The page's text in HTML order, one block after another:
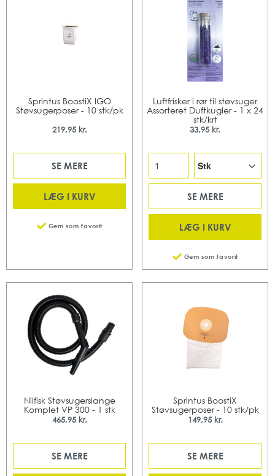
Sprintus BoostiX IGO
Støvsugerposer - 10 stk/pk
219,95 kr.
SE MERE
LÆG I KURV
Gem som favorit
Luftfrisker i rør til støvsuger
Assorteret Duftkugler - 1 x 24
stk/krt
33,95 kr.
SE MERE
LÆG I KURV
Gem som favorit
Nilfisk Støvsugerslange
Komplet VP 300 - 1 stk
465,95 kr.
SE MERE
Sprintus BoostiX
Støvsugerposer - 10 stk/pk
149,95 kr.
SE MERE